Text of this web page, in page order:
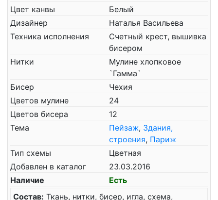
Цвет канвы
Белый
Дизайнер
Наталья Васильева
Техника исполнения
Счетный крест, вышивка
бисером
Нитки
Мулине хлопковое
`Гамма`
Бисер
Чехия
Цветов мулине
24
Цветов бисера
12
Тема
Пейзаж, Здания,
строения, Париж
Тип схемы
Цветная
Добавлен в каталог
23.03.2016
Наличие
Есть
Состав: Ткань, нитки, бисер, игла, схема,